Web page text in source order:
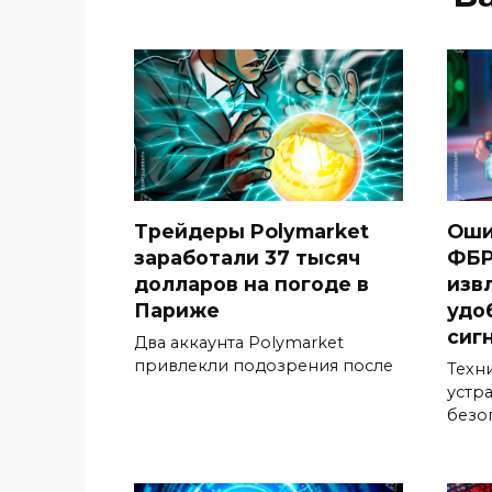
Трейдеры Polymarket
заработали 37 тысяч
долларов на погоде в
Париже
Два аккаунта Polymarket
привлекли подозрения после